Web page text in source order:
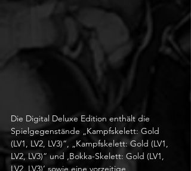
Die Digital Deluxe Edition enthält die
Spielgegenstände „Kampfskelett: Gold
(LV1, LV2, LV3)“, „Kampfskelett: Gold (LV1,
LV2, LV3)“ und ‚Bokka-Skelett: Gold (LV1,
LV2, LV3)‘ sowie eine vorzeitige